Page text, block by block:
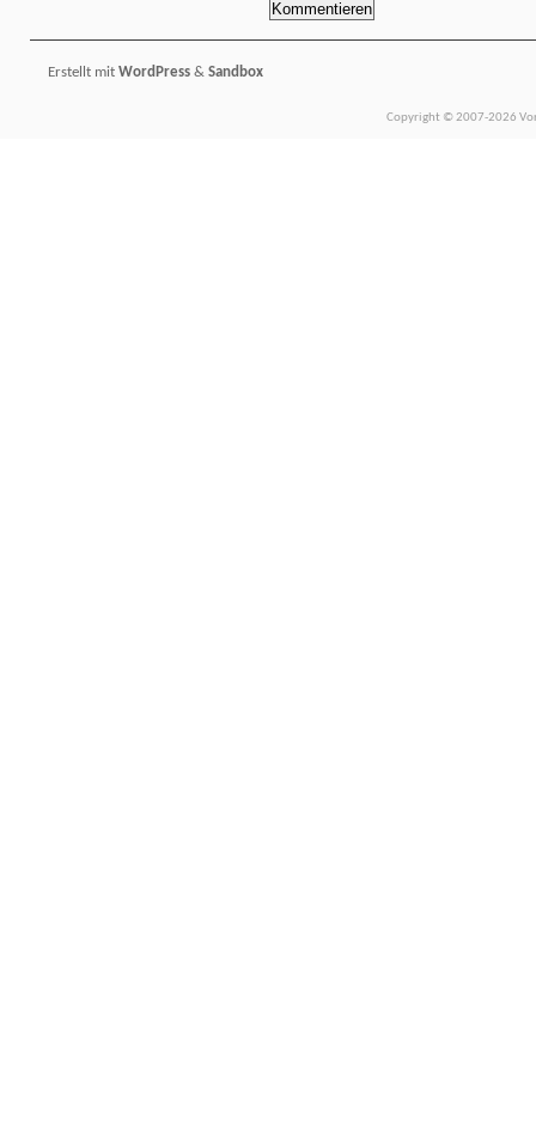
Erstellt mit WordPress & Sandbox
Copyright © 2007-2026